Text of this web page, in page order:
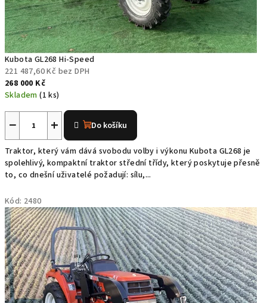
o
v
a
n
ý
c
h
m
a
l
o
t
r
Kubota GL268 Hi-Speed
221 487,60 Kč bez DPH
268 000 Kč
Skladem(1 ks)
produktu
je
5,0
z
5
+
− Do košíku
Traktor, který vám dává svobodu volby i výkonu Kubota GL268 je
spolehlivý, kompaktní traktor střední třídy, který poskytuje přesně
to, co dnešní uživatelé požadují: sílu,...
Kód: 2480